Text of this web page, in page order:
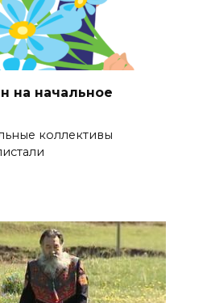
на начальное
коллективы